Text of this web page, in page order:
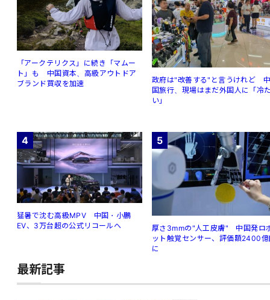
「アークテリクス」に続き「マムー
ト」も 中国資本、高級アウトドア
ブランド買収を加速
政府は"改善する"と言うけれど
国旅行、現場はまだ外国人に「冷
い」
4
猛暑で沈む高級MPV 中国・小鵬
EV、3万台超の公式リコールへ
5
厚さ3mmの"人工皮膚" 中国発ロ
ット触覚センサー、評価額2400
に
最新記事